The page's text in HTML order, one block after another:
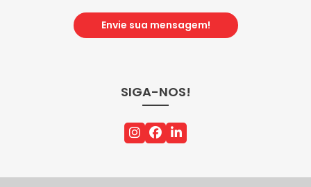
Envie sua mensagem!
SIGA-NOS!